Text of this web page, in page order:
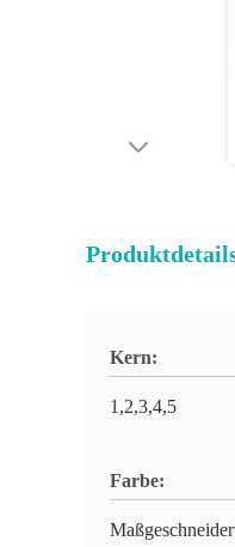
Kern:
1,2,3,4,5
Farbe: